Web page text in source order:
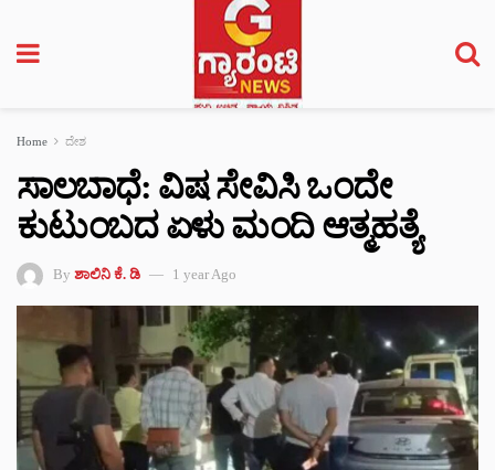
Home ದೇಶ
ಸಾಲಬಾಧೆ: ವಿಷ ಸೇವಿಸಿ ಒಂದೇ
ಕುಟುಂಬದ ಏಳು ಮಂದಿ ಆತ್ಮಹತ್ಯೆ
By ಶಾಲಿನಿ ಕೆ. ಡಿ 1 year Ago